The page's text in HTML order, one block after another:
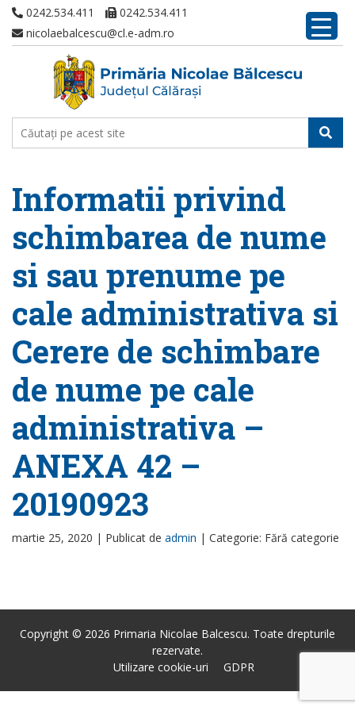
0242.534.411
0242.534.411
nicolaebalcescu@cl.e-adm.ro
Informatii privind
schimbarea de nume
si sau prenume pe
cale administrativa si
Cerere de schimbare
de nume pe cale
administrativa –
ANEXA 42 –
20190923
martie 25, 2020 | Publicat de admin | Categorie: Fără categorie
Copyright © 2026 Primaria Nicolae Balcescu. Toate drepturile
rezervate.
Utilizare cookie-uri
GDPR